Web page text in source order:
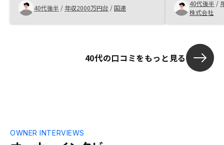
く、多岐にわたる資産形成におけるアドバ
イス等もいただけ、安心することができた
のも良かったです。
40代後半 / 年収2000万円台 / 国連
た。 40代後半 /
株式会社
40代の口コミをもっと見る
OWNER INTERVIEWS